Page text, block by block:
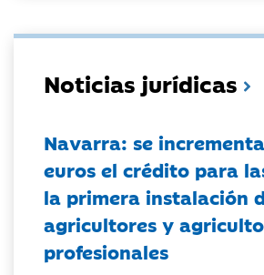
Noticias jurídicas
Navarra: se
euros el crédito para
la primera instalación
agricultores y
profesionales